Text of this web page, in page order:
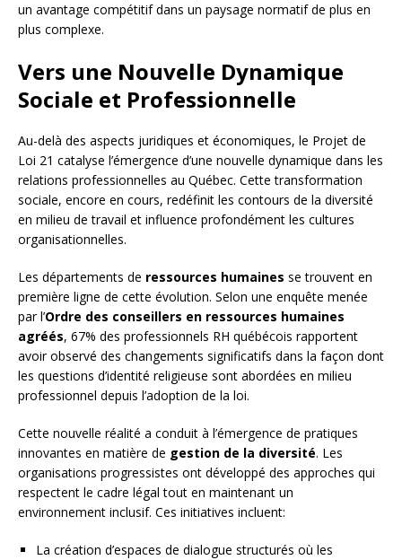
un avantage compétitif dans un paysage normatif de plus en
plus complexe.
Vers une Nouvelle Dynamique
Sociale et Professionnelle
Au-delà des aspects juridiques et économiques, le Projet de
Loi 21 catalyse l’émergence d’une nouvelle dynamique dans les
relations professionnelles au Québec. Cette transformation
sociale, encore en cours, redéfinit les contours de la diversité
en milieu de travail et influence profondément les cultures
organisationnelles.
Les départements de ressources humaines se trouvent en
première ligne de cette évolution. Selon une enquête menée
par l’Ordre des conseillers en ressources humaines
agréés, 67% des professionnels RH québécois rapportent
avoir observé des changements significatifs dans la façon dont
les questions d’identité religieuse sont abordées en milieu
professionnel depuis l’adoption de la loi.
Cette nouvelle réalité a conduit à l’émergence de pratiques
innovantes en matière de gestion de la diversité. Les
organisations progressistes ont développé des approches qui
respectent le cadre légal tout en maintenant un
environnement inclusif. Ces initiatives incluent:
La création d’espaces de dialogue structurés où les